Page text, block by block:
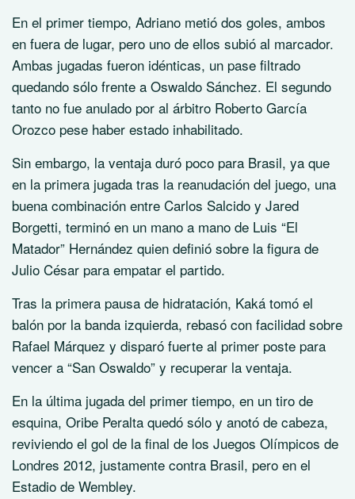
En el primer tiempo, Adriano metió dos goles, ambos
en fuera de lugar, pero uno de ellos subió al marcador.
Ambas jugadas fueron idénticas, un pase filtrado
quedando sólo frente a Oswaldo Sánchez. El segundo
tanto no fue anulado por al árbitro Roberto García
Orozco pese haber estado inhabilitado.
Sin embargo, la ventaja duró poco para Brasil, ya que
en la primera jugada tras la reanudación del juego, una
buena combinación entre Carlos Salcido y Jared
Borgetti, terminó en un mano a mano de Luis “El
Matador” Hernández quien definió sobre la figura de
Julio César para empatar el partido.
Tras la primera pausa de hidratación, Kaká tomó el
balón por la banda izquierda, rebasó con facilidad sobre
Rafael Márquez y disparó fuerte al primer poste para
vencer a “San Oswaldo” y recuperar la ventaja.
En la última jugada del primer tiempo, en un tiro de
esquina, Oribe Peralta quedó sólo y anotó de cabeza,
reviviendo el gol de la final de los Juegos Olímpicos de
Londres 2012, justamente contra Brasil, pero en el
Estadio de Wembley.